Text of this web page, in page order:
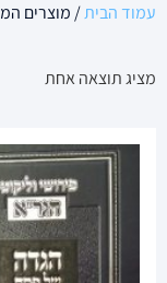
עמוד הבית/ מוצרים
מציג תוצאה אחת